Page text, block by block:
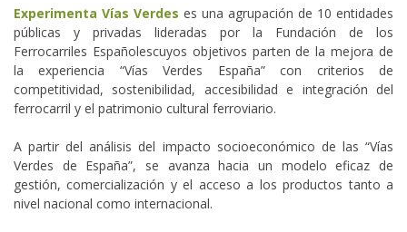
Experimenta Vías Verdes es una agrupación de 10 entidades
públicas y privadas lideradas por la Fundación de los
Ferrocarriles Españolescuyos objetivos parten de la mejora de
la experiencia “Vías Verdes España” con criterios de
competitividad, sostenibilidad, accesibilidad e integración del
ferrocarril y el patrimonio cultural ferroviario.
A partir del análisis del impacto socioeconómico de las “Vías
Verdes de España”, se avanza hacia un modelo eficaz de
gestión, comercialización y el acceso a los productos tanto a
nivel nacional como internacional.